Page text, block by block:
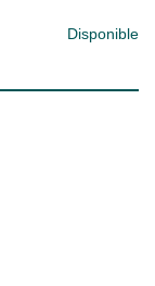
Disponible